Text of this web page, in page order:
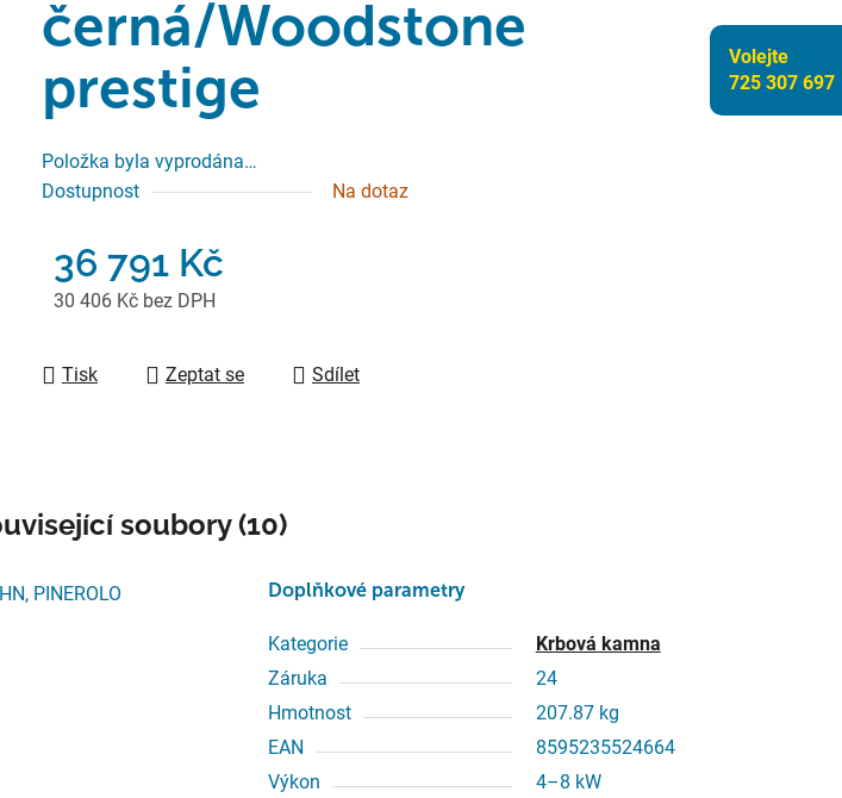
Volejte
725 307 697
černá/Woodstone
prestige
Položka byla vyprodána…
Dostupnost
Na dotaz
36 791 Kč
30 406 Kč bez DPH
Tisk
Zeptat se Sdílet
soubory (10)
PINEROLO Doplňkové parametry
Kategorie
Krbová kamna
Záruka
24
Hmotnost
207.87 kg
EAN
8595235524664
Výkon
4–8 kW